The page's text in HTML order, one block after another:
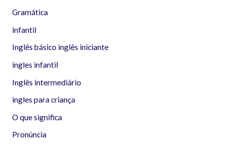
Gramática
infantil
Inglês básico inglês iniciante
ingles infantil
Inglês intermediário
ingles para criança
O que significa
Pronúncia